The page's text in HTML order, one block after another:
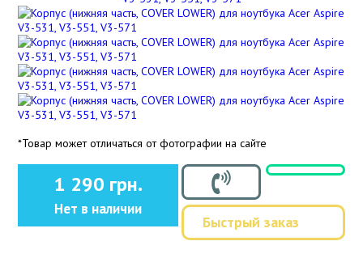
*Товар может отличаться от фотографии на сайте
1 290 грн.
Нет в наличии
Быстрый заказ